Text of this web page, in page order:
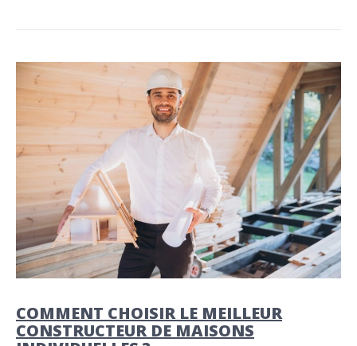
COMMENT CHOISIR LE MEILLEUR
CONSTRUCTEUR DE MAISONS